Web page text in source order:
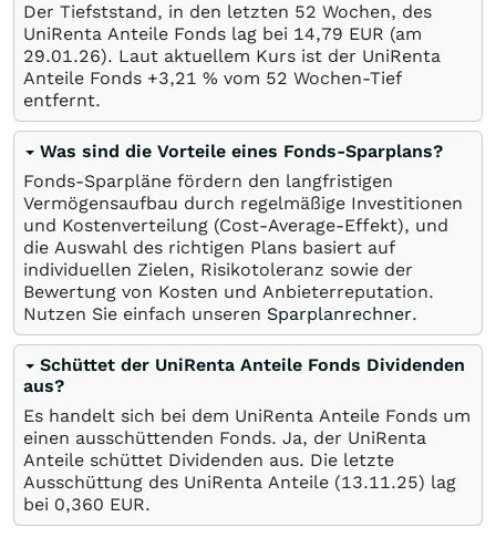
Der Tiefststand, in den letzten 52 Wochen, des
UniRenta Anteile Fonds lag bei 14,79 EUR (am
29.01.26). Laut aktuellem Kurs ist der UniRenta
Anteile Fonds +3,21 % vom 52 Wochen-Tief
entfernt.
Was sind die Vorteile eines Fonds-Sparplans?
Fonds-Sparpläne fördern den langfristigen
Vermögensaufbau durch regelmäßige Investitionen
und Kostenverteilung (Cost-Average-Effekt), und
die Auswahl des richtigen Plans basiert auf
individuellen Zielen, Risikotoleranz sowie der
Bewertung von Kosten und Anbieterreputation.
Nutzen Sie einfach unseren Sparplanrechner.
Schüttet der UniRenta Anteile Fonds Dividenden
aus?
Es handelt sich bei dem UniRenta Anteile Fonds um
einen ausschüttenden Fonds. Ja, der UniRenta
Anteile schüttet Dividenden aus. Die letzte
Ausschüttung des UniRenta Anteile (13.11.25) lag
bei 0,360 EUR.